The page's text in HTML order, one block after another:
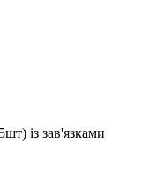
із зав'язками